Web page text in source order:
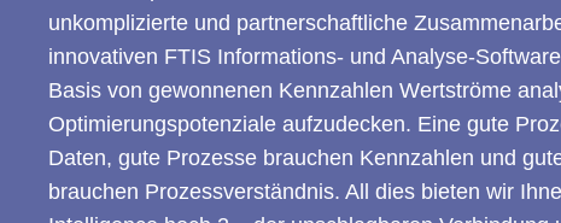
unkomplizierte und partnerschaftliche
innovativen FTIS Informations- und Analyse-
Basis von gewonnenen Kennzahlen Wertströme
Optimierungspotenziale aufzudecken. Eine gute
Daten, gute Prozesse brauchen Kennzahlen und
brauchen Prozessverständnis. All dies bieten wir